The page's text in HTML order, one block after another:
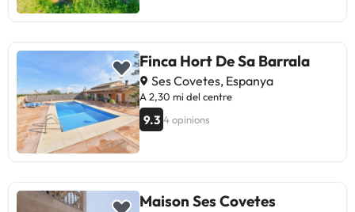
Finca Hort De Sa Barrala
Ses Covetes, Espanya
A 2,30 mi del centre
9.3 4 opinions
Maison Ses Covetes